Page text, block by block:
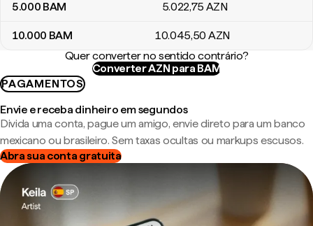
5.000 BAM 5.022,75 AZN
10.000 BAM 10.045,50 AZN
Quer converter no sentido contrário?
Converter AZN para BAM
PAGAMENTOS
Envie e receba dinheiro em segundos
Divida uma conta, pague um amigo, envie direto para um banco
mexicano ou brasileiro. Sem taxas ocultas ou markups escusos.
Abra sua conta gratuita